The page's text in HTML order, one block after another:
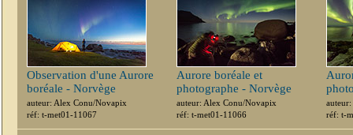
Observation d'une Aurore
boréale - Norvège
auteur: Alex Conu/Novapix
réf: t-met01-11067
Aurore boréale et
photographe - Norvège
auteur: Alex Conu/Novapix
réf: t-met01-11066
réf: t-